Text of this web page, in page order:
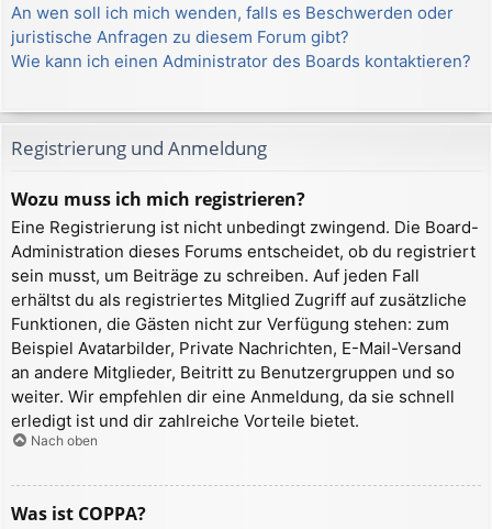
An wen soll ich mich wenden, falls es Beschwerden oder
juristische Anfragen zu diesem Forum gibt?
Wie kann ich einen Administrator des Boards kontaktieren?
Registrierung und Anmeldung
Wozu muss ich mich registrieren?
Eine Registrierung ist nicht unbedingt zwingend. Die Board-
Administration dieses Forums entscheidet, ob du registriert
sein musst, um Beiträge zu schreiben. Auf jeden Fall
erhältst du als registriertes Mitglied Zugriff auf zusätzliche
Funktionen, die Gästen nicht zur Verfügung stehen: zum
Beispiel Avatarbilder, Private Nachrichten, E-Mail-Versand
an andere Mitglieder, Beitritt zu Benutzergruppen und so
weiter. Wir empfehlen dir eine Anmeldung, da sie schnell
erledigt ist und dir zahlreiche Vorteile bietet.
Nach oben
Was ist COPPA?